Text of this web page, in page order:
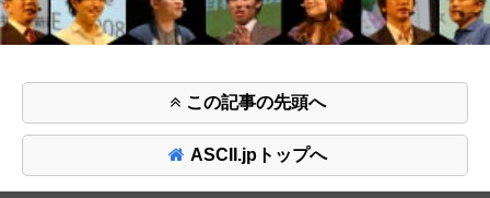
この記事の先頭へ
ASCII.jpトップへ